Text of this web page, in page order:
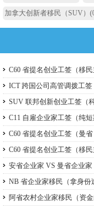
加拿大创新者移民（SUV）
C60 省提名创业工签（移
ICT 跨国高管工签比较
ICT 跨国公司高管调拨工签
SUV 联邦创新创业工签（
C11 自雇企业家工签（纯
C60 省提名创业工签（曼
点）
C60 省提名创业工签（移
ICT 跨国高管工签
安省企业家 VS 曼省企业
一详细对比（2026 年 7 月
NB 省企业家移民（拿身份
阿省农村企业家移民（资